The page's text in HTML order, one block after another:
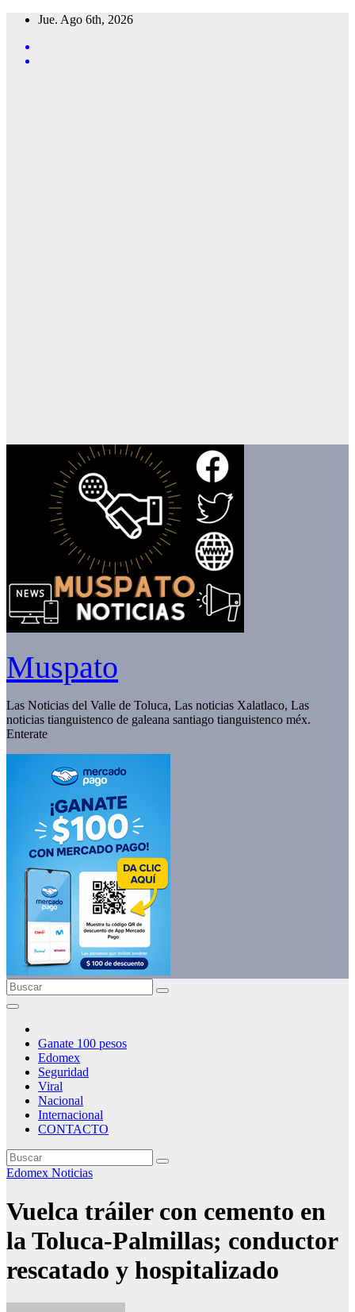
Saltar
contenido
Jue. Ago 6th, 2026
Muspato
Las Noticias del Valle de Toluca, Las noticias Xalatlaco, Las
noticias tianguistenco de galeana santiago tianguistenco méx.
Enterate
Ganate 100 pesos
Edomex
Seguridad
Viral
Nacional
Internacional
CONTACTO
Edomex Noticias
Vuelca tráiler con cemento en
la Toluca-Palmillas; conductor
rescatado y hospitalizado